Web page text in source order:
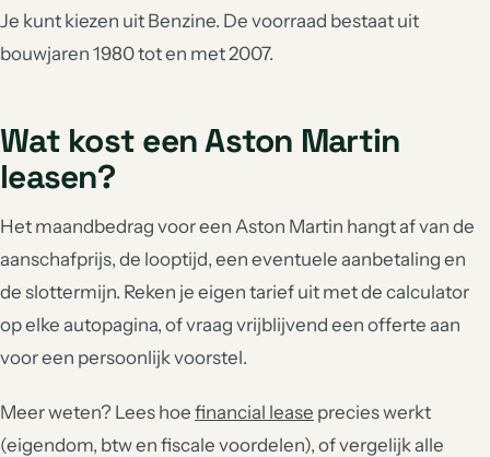
Je kunt kiezen uit Benzine. De voorraad bestaat uit
bouwjaren 1980 tot en met 2007.
Wat kost een Aston Martin
leasen?
Het maandbedrag voor een Aston Martin hangt af van de
aanschafprijs, de looptijd, een eventuele aanbetaling en
de slottermijn. Reken je eigen tarief uit met de calculator
op elke autopagina, of vraag vrijblijvend een offerte aan
voor een persoonlijk voorstel.
Meer weten? Lees hoe financial lease precies werkt
(eigendom, btw en fiscale voordelen), of vergelijk alle